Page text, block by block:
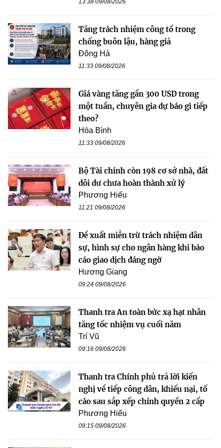
Tăng trách nhiệm công tố trong
chống buôn lậu, hàng giả
Đông Hà
11:33 09/08/2026
Giá vàng tăng gần 300 USD trong
một tuần, chuyên gia dự báo gì tiếp
theo?
Hòa Bình
11:33 09/08/2026
Bộ Tài chính còn 198 cơ sở nhà, đất
dôi dư chưa hoàn thành xử lý
Phương Hiếu
11:21 09/08/2026
Đề xuất miễn trừ trách nhiệm dân
sự, hình sự cho ngân hàng khi báo
cáo giao dịch đáng ngờ
Hương Giang
09:24 09/08/2026
Thanh tra An toàn bức xạ hạt nhân
tăng tốc nhiệm vụ cuối năm
Trí Vũ
09:16 09/08/2026
Thanh tra Chính phủ trả lời kiến
nghị về tiếp công dân, khiếu nại, tố
cáo sau sắp xếp chính quyền 2 cấp
Phương Hiếu
09:15 09/08/2026